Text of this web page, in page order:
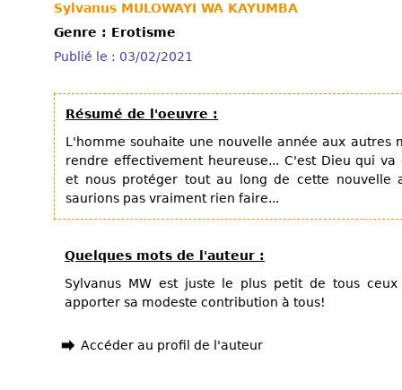
Sylvanus MULOWAYI WA KAYUMBA
Genre : Erotisme
Publié le : 03/02/2021
Résumé de l'oeuvre :
L'homme souhaite une nouvelle année aux autres
rendre effectivement heureuse... C'est Dieu qui
et nous protéger tout au long de cette nouvelle
saurions pas vraiment rien faire...
Quelques mots de l'auteur :
Sylvanus MW est juste le plus petit de tous
apporter sa modeste contribution à tous!
Accéder au profil de l'auteur